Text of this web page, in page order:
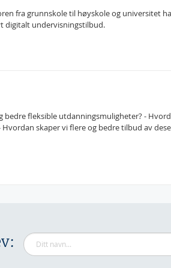
fra grunnskole til høyskole og universitet
digitalt undervisningstilbud.
bedre fleksible utdanningsmuligheter? -
skaper vi flere og bedre tilbud av